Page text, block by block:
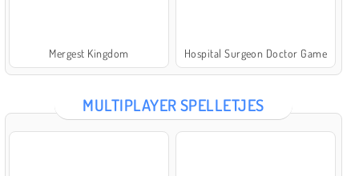
Mergest Kingdom Hospital Surgeon Doctor Game
MULTIPLAYER SPELLETJES